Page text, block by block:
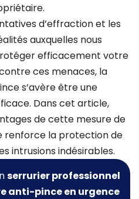
d’effraction et les
auxquelles nous
efficacement votre
ces menaces, la
s’avère être une
Dans cet article,
de cette mesure de
renforce la protection de
intrusions indésirables.
serrurier professionnel
anti-pinceen urgence